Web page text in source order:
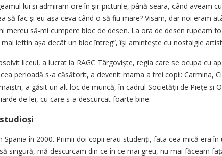
lui și admiram ore în șir picturile, până seara, când aveam
să fac și eu așa ceva când o să fiu mare? Visam, dar noi eram
mereu să-mi cumpere bloc de desen. La ora de desen rupeam
ieftin așa decât un bloc întreg”, își amintește cu nostalgie
liceul, a lucrat la RAGC Târgoviște, regia care se ocupa cu
perioadă s-a căsătorit, a devenit mama a trei copii: Carmina,
a găsit un alt loc de muncă, în cadrul Societății de Piețe și
de lei, cu care s-a descurcat foarte bine.
Spania în 2000. Primii doi copii erau studenți, fata cea mică era
singură, mă descurcam din ce în ce mai greu, nu mai făceam